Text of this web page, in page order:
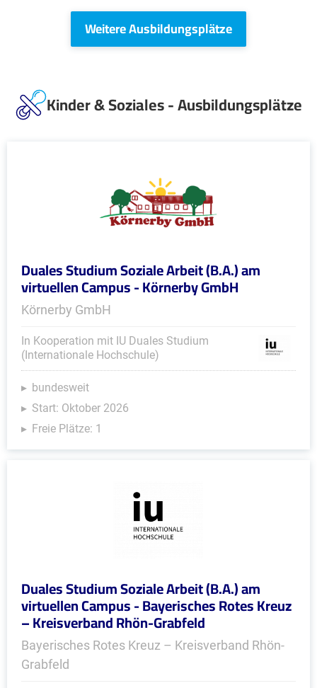
Weitere Ausbildungsplätze
Kinder & Soziales - Ausbildungsplätze
Duales Studium Soziale Arbeit (B.A.) am
virtuellen Campus - Körnerby GmbH
Körnerby GmbH
In Kooperation mit IU Duales Studium
(Internationale Hochschule)
bundesweit
Start: Oktober 2026
Freie Plätze: 1
Duales Studium Soziale Arbeit (B.A.) am
virtuellen Campus - Bayerisches Rotes Kreuz
– Kreisverband Rhön-Grabfeld
Bayerisches Rotes Kreuz – Kreisverband Rhön-
Grabfeld